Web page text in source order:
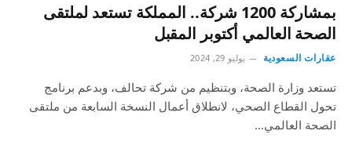
بمشاركة 1200 شركة.. المملكة تستعد لملتقى
الصحة العالمي أكتوبر المقبل
عقارات السعودية يوليو 29, 2024
تستعد وزارة الصحة، وبتنظيم من شركة تحالف، وبدعم برنامج
تحول القطاع الصحي، لانطلاق أعمال النسخة السابعة من ملتقى
الصحة العالمي…